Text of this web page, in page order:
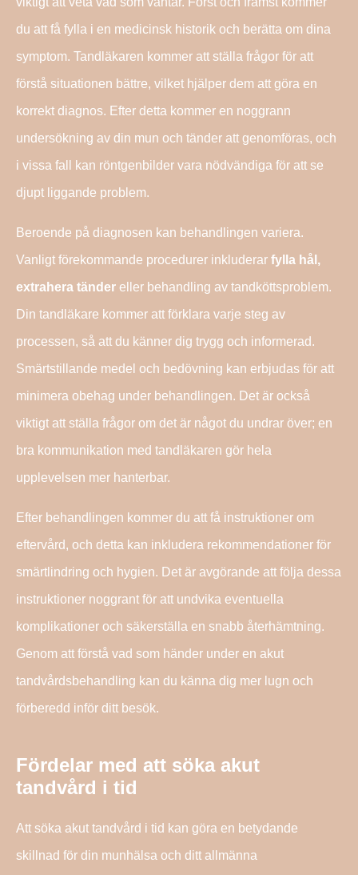
du att få fylla i en medicinsk historik och berätta om dina
symptom. Tandläkaren kommer att ställa frågor för att
förstå situationen bättre, vilket hjälper dem att göra en
korrekt diagnos. Efter detta kommer en noggrann
undersökning av din mun och tänder att genomföras, och
i vissa fall kan röntgenbilder vara nödvändiga för att se
djupt liggande problem.
Beroende på diagnosen kan behandlingen variera.
Vanligt förekommande procedurer inkluderar fylla hål,
extrahera tänder eller behandling av tandköttsproblem.
Din tandläkare kommer att förklara varje steg av
processen, så att du känner dig trygg och informerad.
Smärtstillande medel och bedövning kan erbjudas för att
minimera obehag under behandlingen. Det är också
viktigt att ställa frågor om det är något du undrar över; en
bra kommunikation med tandläkaren gör hela
upplevelsen mer hanterbar.
Efter behandlingen kommer du att få instruktioner om
eftervård, och detta kan inkludera rekommendationer för
smärtlindring och hygien. Det är avgörande att följa dessa
instruktioner noggrant för att undvika eventuella
komplikationer och säkerställa en snabb återhämtning.
Genom att förstå vad som händer under en akut
tandvårdsbehandling kan du känna dig mer lugn och
förberedd inför ditt besök.
Fördelar med att söka akut
tandvård i tid
Att söka akut tandvård i tid kan göra en betydande
skillnad för din munhälsa och ditt allmänna